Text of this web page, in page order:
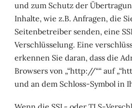
und zum Schutz der
Inhalte, wie z.B. Anfragen, die
Seitenbetreiber senden, eine
Verschlüsselung. Eine
erkennen Sie daran, dass die
Browsers von „“http://““ auf
und an dem Schloss-Symbol in